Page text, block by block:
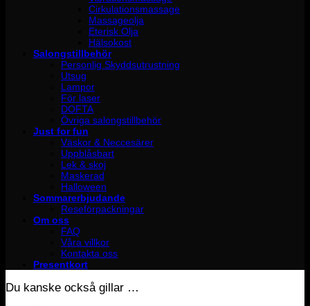
Cirkulationsmassage
Massageolja
Eterisk Olja
Hälsokost
Salongstillbehör
Personlig Skyddsutrustning
Utsug
Lampor
För laser
DOFTA
Övriga salongstillbehör
Just for fun
Väskor & Neccesärer
Uppblåsbart
Lek & skoj
Maskerad
Halloween
Sommarerbjudande
Reseförpackningar
Om oss
FAQ
Våra villkor
Kontakta oss
Presentkort
Du kanske också gillar …